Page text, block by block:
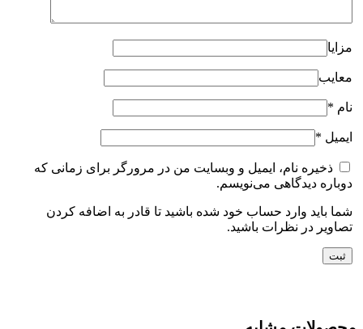
مزایا
معایب
نام *
ایمیل *
ذخیره نام، ایمیل و وبسایت من در مرورگر برای زمانی که
دوباره دیدگاهی می‌نویسم.
شما باید وارد حساب خود شده باشید تا قادر به اضافه کردن
تصاویر در نظرات باشید.